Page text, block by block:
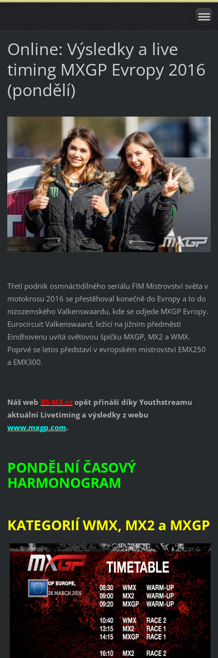
Online: Výsledky a live
timing MXGP Evropy 2016
(pondělí)
Třetí podnik osmnáctidílného seriálu FIM Mistrovství světa v
motokrosu 2016 se přestěhoval konečně do Evropy a to do
nizozemského Valkenswaardu, kde se odjede MXGP Evropy.
Eurocircuit Valkenswaard, ležící na jižním předměstí
Eindhovenu uvítá světovou špičku MXGP, MX2 a WMX.
Poprvé se letos představí v evropském mistrovství EMX250
a EMX300.
Náš web BS-MX.czopět přináší díky Youthstreamu
aktuální Livetiming a výsledky z webu
www.mxgp.com.
PONDĚLNÍ ČASOVÝ
HARMONOGRAM
KATEGORIÍ WMX, MX2 a MXGP